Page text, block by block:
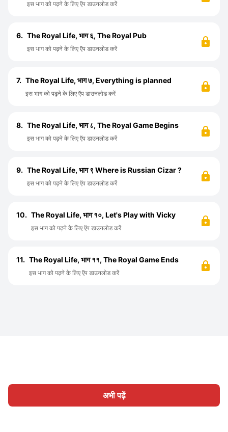
अभी पढ़ें
इस भाग को पढ़ने के लिए ऍप डाउनलोड करें
6. The Royal Life, भाग ६, The Royal Pub
इस भाग को पढ़ने के लिए ऍप डाउनलोड करें
7. The Royal Life, भाग ७, Everything is planned
इस भाग को पढ़ने के लिए ऍप डाउनलोड करें
8. The Royal Life, भाग ८, The Royal Game Begins
इस भाग को पढ़ने के लिए ऍप डाउनलोड करें
9. The Royal Life, भाग ९ Where is Russian Cizar ?
इस भाग को पढ़ने के लिए ऍप डाउनलोड करें
10. The Royal Life, भाग १०, Let's Play with Vicky
इस भाग को पढ़ने के लिए ऍप डाउनलोड करें
11. The Royal Life, भाग ११, The Royal Game Ends
इस भाग को पढ़ने के लिए ऍप डाउनलोड करें
होम श्रेणी लिखिए लेख साइन इन